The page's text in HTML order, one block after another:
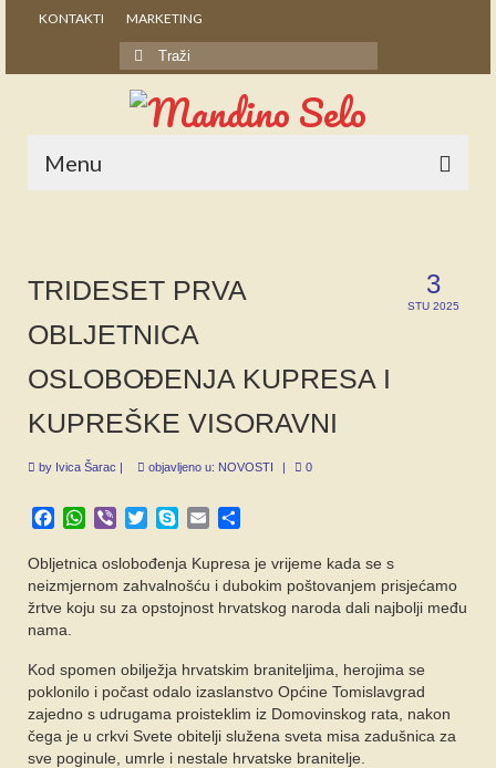
KONTAKTI MARKETING
Search
for:
Menu
IZ ARHIVE
3
STU 2025
TRIDESET PRVA
OBLJETNICA
OSLOBOĐENJA KUPRESA I
KUPREŠKE VISORAVNI
by Ivica Šarac | objavljeno u: NOVOSTI | 0
Facebook
WhatsApp
Viber TwitterSkypeEmail
Obljetnica oslobođenja Kupresa je vrijeme kada se s
neizmjernom zahvalnošću i dubokim poštovanjem prisjećamo
žrtve koju su za opstojnost hrvatskog naroda dali najbolji među
nama.
Kod spomen obilježja hrvatskim braniteljima, herojima se
poklonilo i počast odalo izaslanstvo Općine Tomislavgrad
zajedno s udrugama proisteklim iz Domovinskog rata, nakon
čega je u crkvi Svete obitelji služena sveta misa zadušnica za
sve poginule, umrle i nestale hrvatske branitelje.